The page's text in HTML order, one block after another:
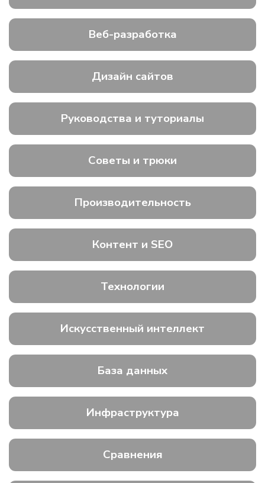
Веб-разработка
Дизайн сайтов
Руководства и туториалы
Советы и трюки
Производительность
Контент и SEO
Технологии
Искусственный интеллект
База данных
Инфраструктура
Сравнения